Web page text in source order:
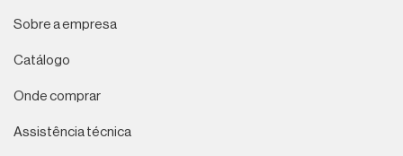
Sobre a empresa
Catálogo
Onde comprar
Assistência técnica